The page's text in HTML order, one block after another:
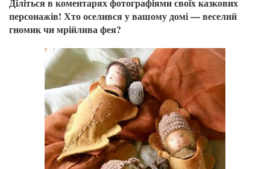
Діліться в коментарях фотографіями своїх казкових
персонажів! Хто оселився у вашому домі — веселий
гномик чи мрійлива фея?